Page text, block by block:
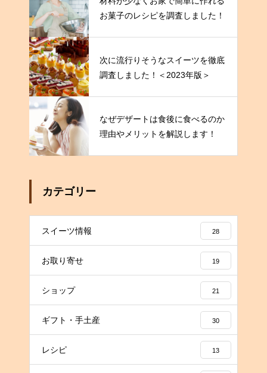
お菓子のレシピを調査しました！
次に流行りそうなスイーツを徹底
調査しました！＜2023年版＞
なぜデザートは食後に食べるのか
理由やメリットを解説します！
カテゴリー
スイーツ情報 28
お取り寄せ 19
ショップ 21
ギフト・手土産 30
レシピ 13